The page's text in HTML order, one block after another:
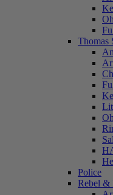
Thomas
Police
Rebel &